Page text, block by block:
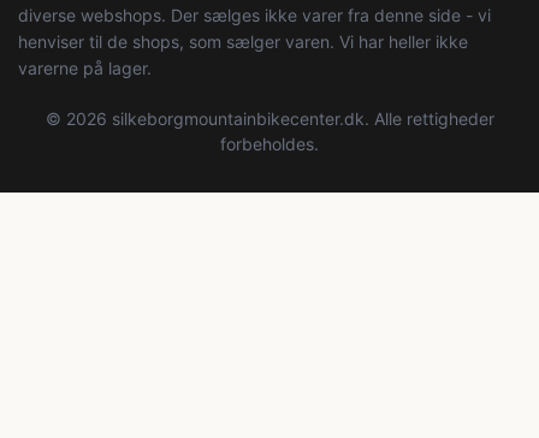
diverse webshops. Der sælges ikke varer fra denne side - vi
henviser til de shops, som sælger varen. Vi har heller ikke
varerne på lager.
© 2026 silkeborgmountainbikecenter.dk. Alle rettigheder
forbeholdes.